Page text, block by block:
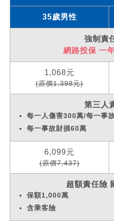
35歲男性
強制責
網路投保 一
1,068元
(原價1,398元)
第三人
每一人傷害300萬/每一事
每一事故財損60萬
6,099元
(原價7,437)
超額責任險
保額1,000萬
含乘客險